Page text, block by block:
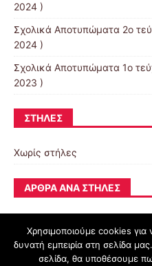
2024 )
Σχολικά Αποτυπώματα 2ο
2024 )
Σχολικά Αποτυπώματα 1ο
2023 )
ΣΤΉΛΕΣ
Χωρίς στήλες
ΆΡΘΡΑ ΑΝΆ ΣΤΉΛΕΣ
Χρησιμοποιούμε cookies
δυνατή εμπειρία στη σελίδα
σελίδα, θα υποθέσουμε